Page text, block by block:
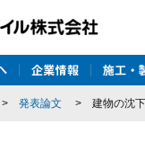
> 発表論文 > 建物の沈